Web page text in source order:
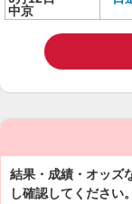
中京
結果・成績・オッズ
し確認してください。